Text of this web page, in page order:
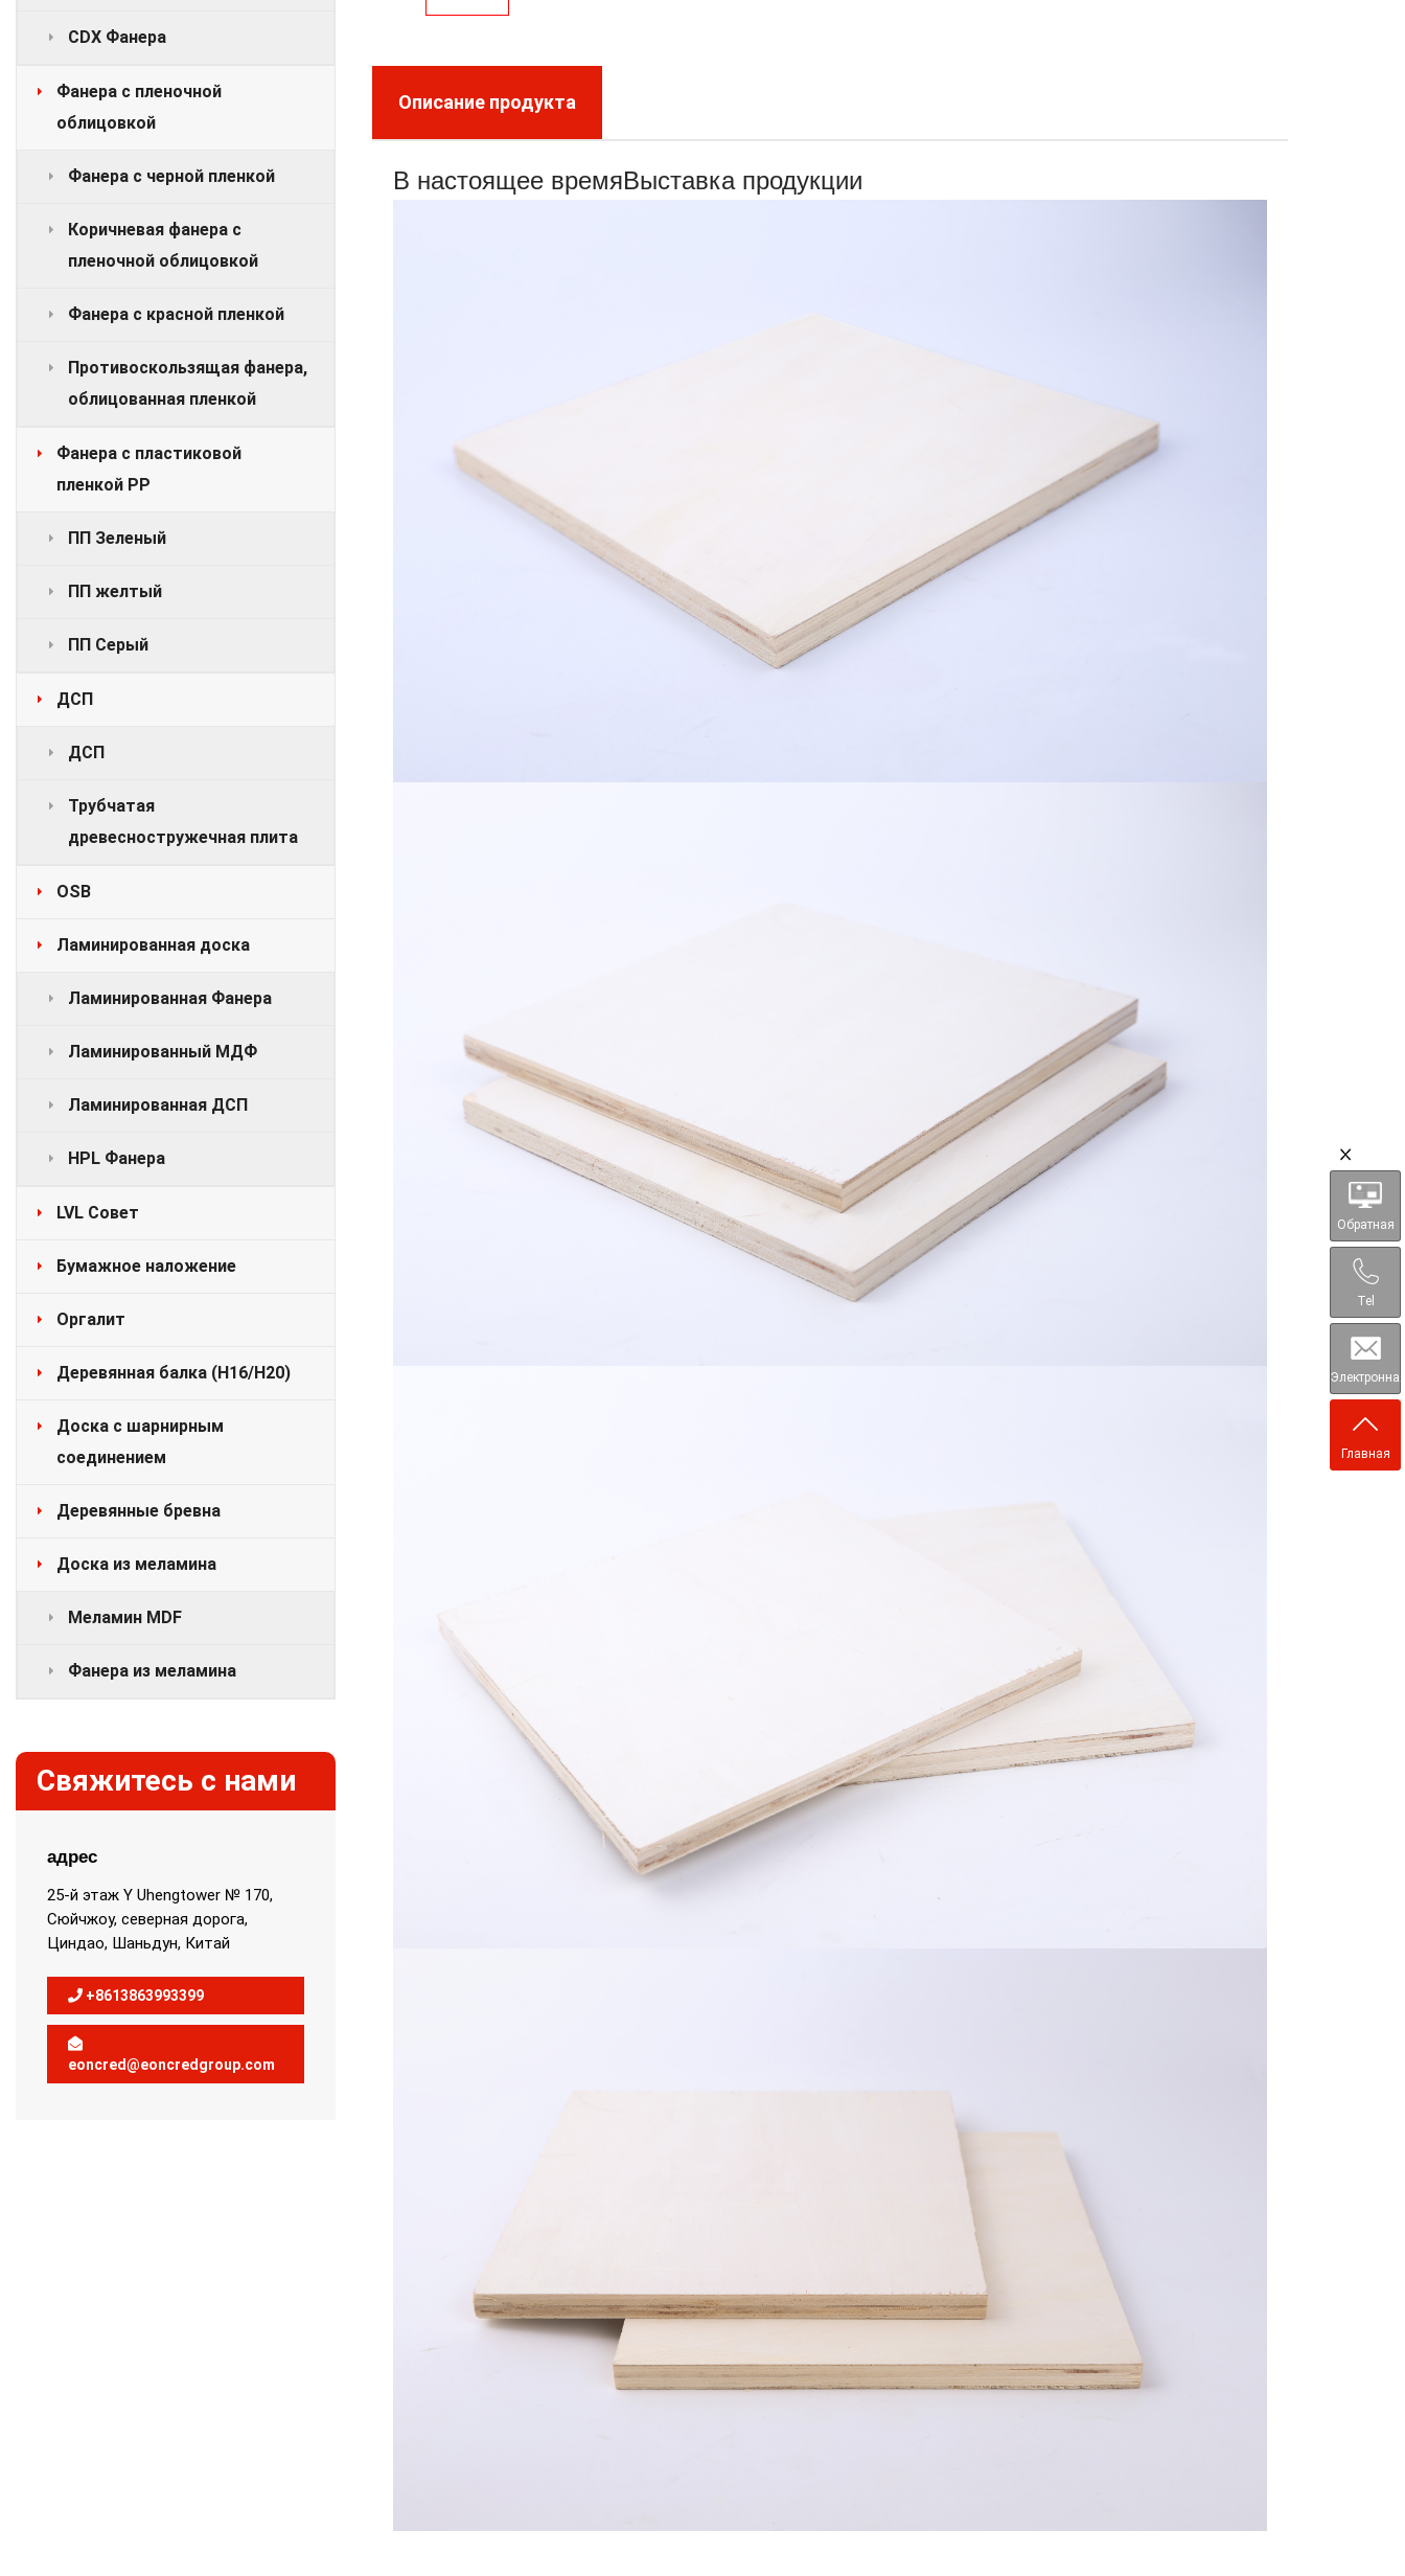
CDX Фанера
Фанера с пленочной
облицовкой
Фанера с черной пленкой
Коричневая фанера с
пленочной облицовкой
Фанера с красной пленкой
Противоскользящая фанера,
облицованная пленкой
Фанера с пластиковой
пленкой PP
ПП Зеленый
ПП желтый
ПП Серый
ДСП
ДСП
Трубчатая
древесностружечная плита
OSB
Ламинированная доска
Ламинированная Фанера
Ламинированный МДФ
Ламинированная ДСП
HPL Фанера
LVL Совет
Бумажное наложение
Оргалит
Деревянная балка (H16/H20)
Доска с шарнирным
соединением
Деревянные бревна
Доска из меламина
Меламин MDF
Фанера из меламина
Свяжитесь с нами
адрес
25-й этаж Y Uhengtower № 170,
Сюйчжоу, северная дорога,
Циндао, Шаньдун, Китай
+8613863993399
eoncred@eoncredgroup.com
Описание продукта
В настоящее времяВыставка продукции
Обратная
связь
Tel
Главная